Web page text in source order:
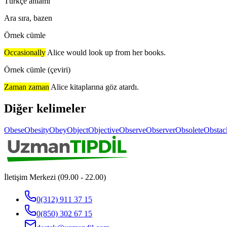
Ara sıra, bazen
Örnek cümle
Occasionally Alice would look up from her books.
Örnek cümle (çeviri)
Zaman zaman Alice kitaplarına göz atardı.
Diğer kelimeler
ObeseObesityObeyObjectObjectiveObserveObserverObsolete
İletişim Merkezi (09.00 - 22.00)
0(312) 911 37 15
0(850) 302 67 15